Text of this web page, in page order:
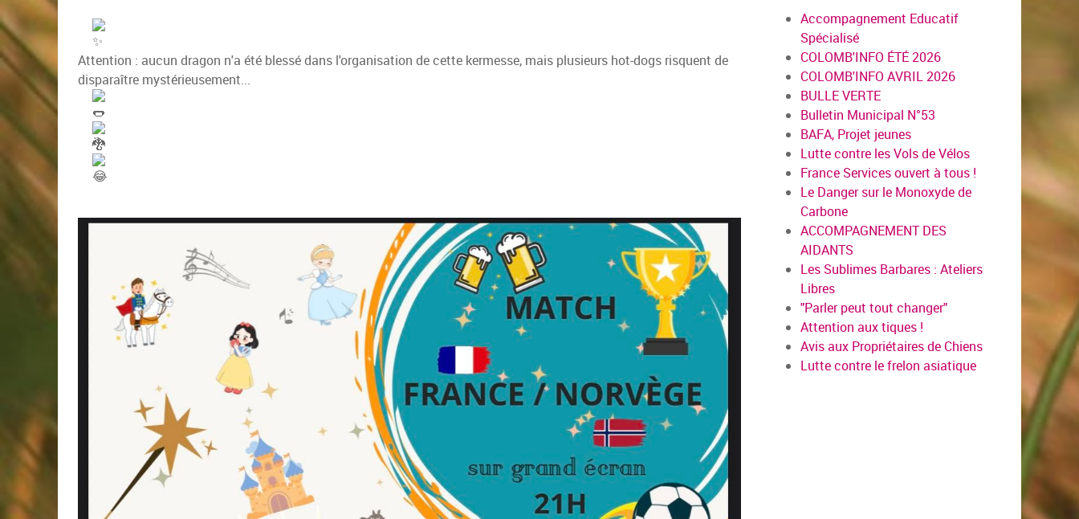
Attention : aucun dragon n'a été blessé dans l'organisation de cette kermesse, mais plusieurs hot-dogs risquent de
disparaître mystérieusement...
Accompagnement Educatif
Spécialisé
COLOMB'INFO ÉTÉ 2026
COLOMB'INFO AVRIL 2026
BULLE VERTE
Bulletin Municipal N°53
BAFA, Projet jeunes
Lutte contre les Vols de Vélos
France Services ouvert à tous !
Le Danger sur le Monoxyde de
Carbone
ACCOMPAGNEMENT DES
AIDANTS
Les Sublimes Barbares : Ateliers
Libres
"Parler peut tout changer"
Attention aux tiques !
Avis aux Propriétaires de Chiens
Lutte contre le frelon asiatique